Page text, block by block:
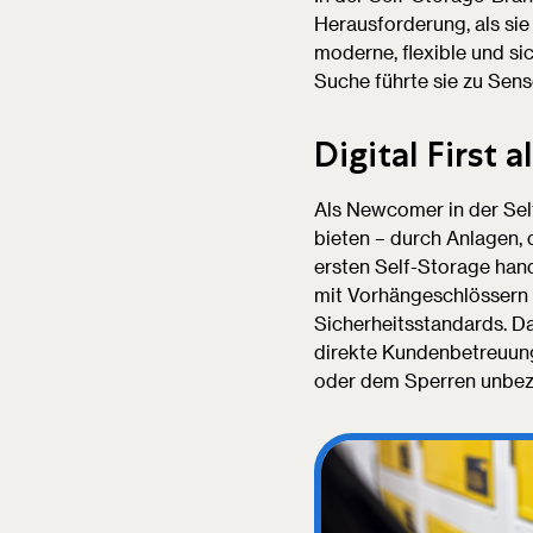
Herausforderung, als
moderne, flexible und
Suche führte sie zu
Digital First
Als Newcomer in der
bieten – durch
ersten Self-Storage
mit
Sicherheitsstandards.
direkte
oder dem Sperren